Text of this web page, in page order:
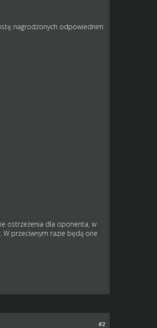
nagrodzonych odpowiednim
ostrzeżenia dla oponenta, w
przeciwnym razie będą one
#2